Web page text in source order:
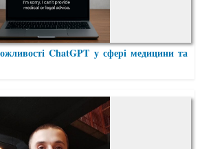
ChatGPT у сфері медицини та